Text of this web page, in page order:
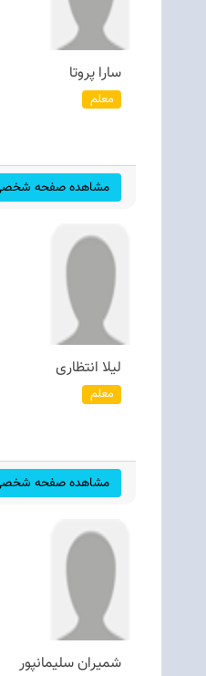
سارا پروتا
معلم
مشاهده صفحه
لیلا انتظاری
معلم
مشاهده صفحه
شمیران سلیمانپور